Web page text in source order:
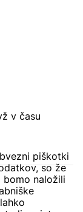
v času
piškotki
so že
bomo naložili